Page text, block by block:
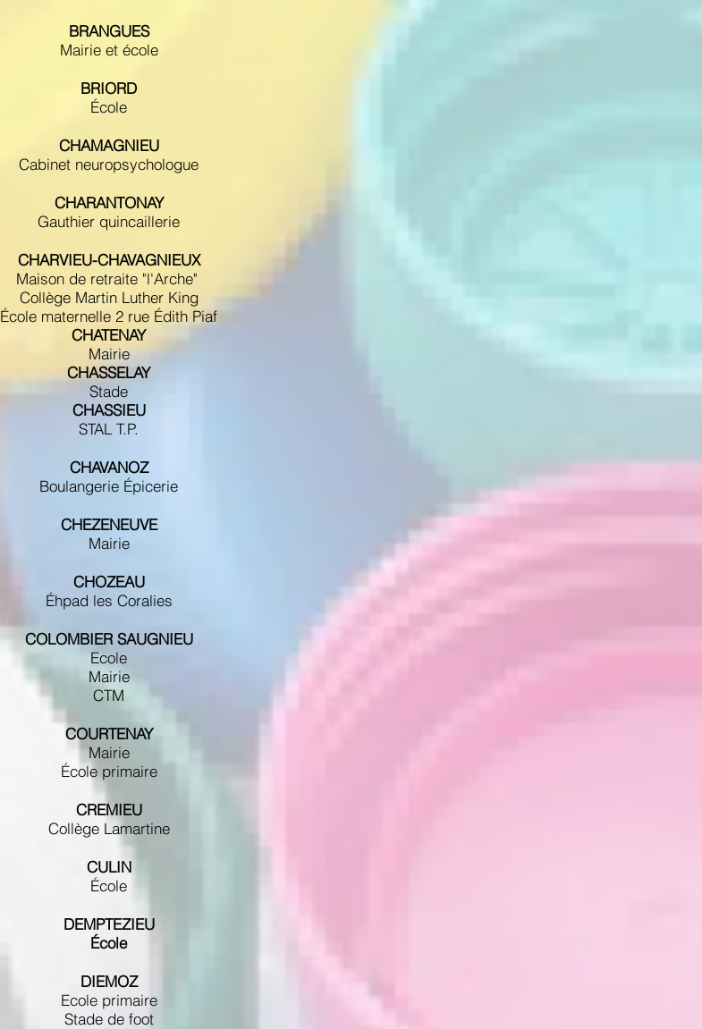
BRANGUES
Mairie et école
BRIORD
École
CHAMAGNIEU
Cabinet neuropsychologue
CHARANTONAY
Gauthier quincaillerie
CHARVIEU-CHAVAGNIEUX
Maison de retraite "l'Arche"
Collège Martin Luther King
École maternelle 2 rue Édith Piaf
CHATENAY
Mairie
CHASSELAY
Stade
CHASSIEU
STAL T.P.
CHAVANOZ
Boulangerie Épicerie
CHEZENEUVE
Mairie
CHOZEAU
Éhpad les Coralies
COLOMBIER SAUGNIEU
Ecole
Mairie
CTM
COURTENAY
Mairie
École primaire
CREMIEU
Collège Lamartine
CULIN
École
DEMPTEZIEU
École
DIEMOZ
Ecole primaire
Stade de foot